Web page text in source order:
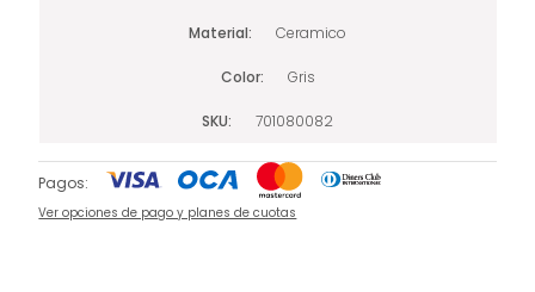
Material Ceramico
Color Gris
SKU 701080082
Pagos:
Ver opciones de pago y planes de cuotas